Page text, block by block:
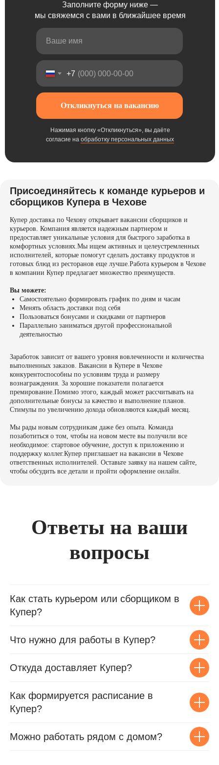
Заполните форму ниже —
мы свяжемся с вами в ближайшее время
+7
Откликнуться на вакансию
Нажимая кнопку «Откликнуться», вы даёте
согласие на обработку персональных данных
Присоединяйтесь к команде курьеров и
сборщиков Купера в Чехове
Купер доставка по Чехову открывает вакансии сборщиков и
курьеров. Компания является надежным партнером и
предоставляет уникальные условия для быстрого заработка в
комфортных условиях.Мы ищем активных и целеустремленных
исполнителей, которые помогут сделать доставку продуктов и
готовых блюд из ресторанов еще лучше.Работа курьером в Чехове
в компании Купер предлагает множество преимуществ.
Вы можете:
Самостоятельно формировать график по дням и часам
Менять область доставки под себя
Пользоваться бонусами и скидками от партнеров
Параллельно заниматься другой профессиональной
деятельностью
Заработок зависит от вашего уровня вовлеченности и количества
выполненных заказов. Вакансии в Купере в Чехове
конкурентоспособны по условиям труда и размеру
вознаграждения. За хорошие показатели полагается
премирование.Помимо этого, каждый может рассчитывать на
дополнительные бонусы за качество и выполнение планов.
Стимулы по увеличению дохода обновляются каждый месяц.
Мы рады новым сотрудникам даже без опыта. Команда
позаботиться о том, чтобы на новом месте вы получили все
необходимое: стартовое обучение, доступ к приложению и
поддержку коллег.Купер приглашает на вакансии в Чехове
ответственных исполнителей. Оставьте заявку на нашем сайте,
чтобы обсудить все детали и пройти оформление онлайн.
Ответы на ваши
вопросы
Как стать курьером или сборщиком в
Купер?
Что нужно для работы в Купер?
Откуда доставляет Купер?
Как формируется расписание в
Купер?
Можно работать рядом с домом?